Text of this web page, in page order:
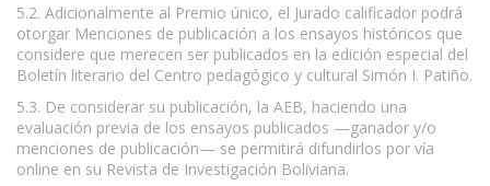
5.2. Adicionalmente al Premio único, el Jurado calificador podrá
otorgar Menciones de publicación a los ensayos históricos que
considere que merecen ser publicados en la edición especial del
Boletín literario del Centro pedagógico y cultural Simón I. Patiño.
5.3. De considerar su publicación, la AEB, haciendo una
evaluación previa de los ensayos publicados —ganador y/o
menciones de publicación— se permitirá difundirlos por vía
online en su Revista de Investigación Boliviana.